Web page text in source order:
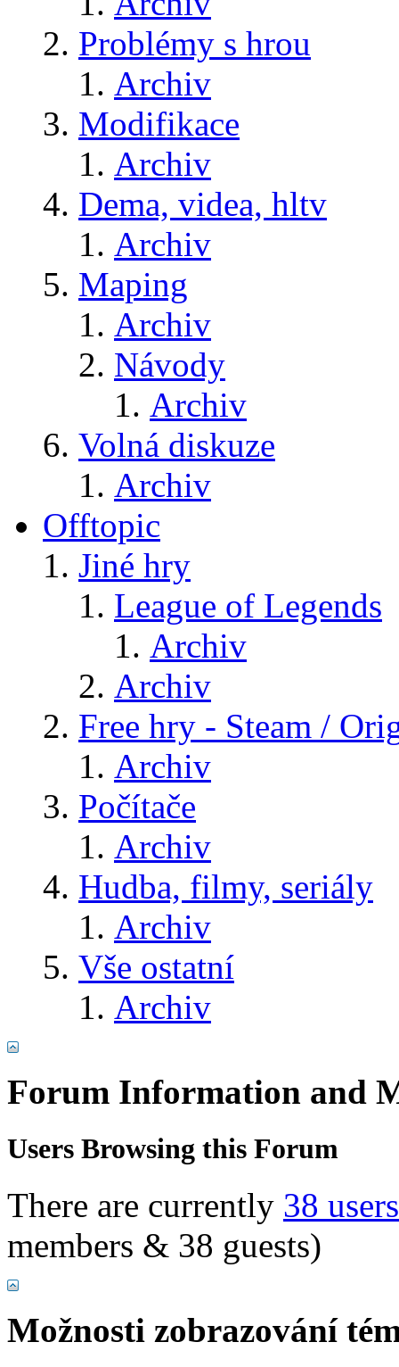
Problémy s hrou
Archiv
Modifikace
Archiv
Dema, videa, hltv
Archiv
Maping
Archiv
Návody
Archiv
Volná diskuze
Archiv
Offtopic
Jiné hry
League of Legends
Archiv
Archiv
Free hry - Steam /
Archiv
Počítače
Archiv
Hudba, filmy, seriály
Archiv
Vše ostatní
Archiv
Forum Information and
Users Browsing this Forum
There are currently 38
members & 38 guests)
Možnosti zobrazování